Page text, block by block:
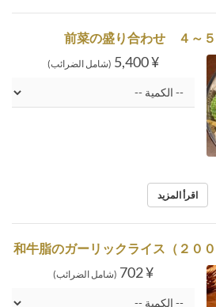
¥ 5,400 (شامل الضرائب)
اقرأ المزيد
¥ 702 (شامل الضرائب)